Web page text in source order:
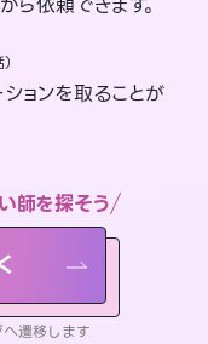
ョンを取ることが
師を探そう
遷移します